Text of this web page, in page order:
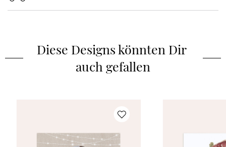
Diese Designs könnten Dir
auch gefallen